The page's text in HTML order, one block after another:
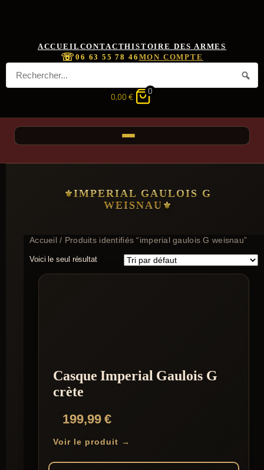
ACCUEIL CONTACTHISTOIRE DES ARMES
☏06 63 55 78 46 MON COMPTE
0,00 €
0
IMPERIAL GAULOIS G
WEISNAU
Accueil/ Produits identifiés “imperial gaulois G weisnau”
Voici le seul résultat
Casque Imperial Gaulois G
crète
199,99€
Voir le produit →